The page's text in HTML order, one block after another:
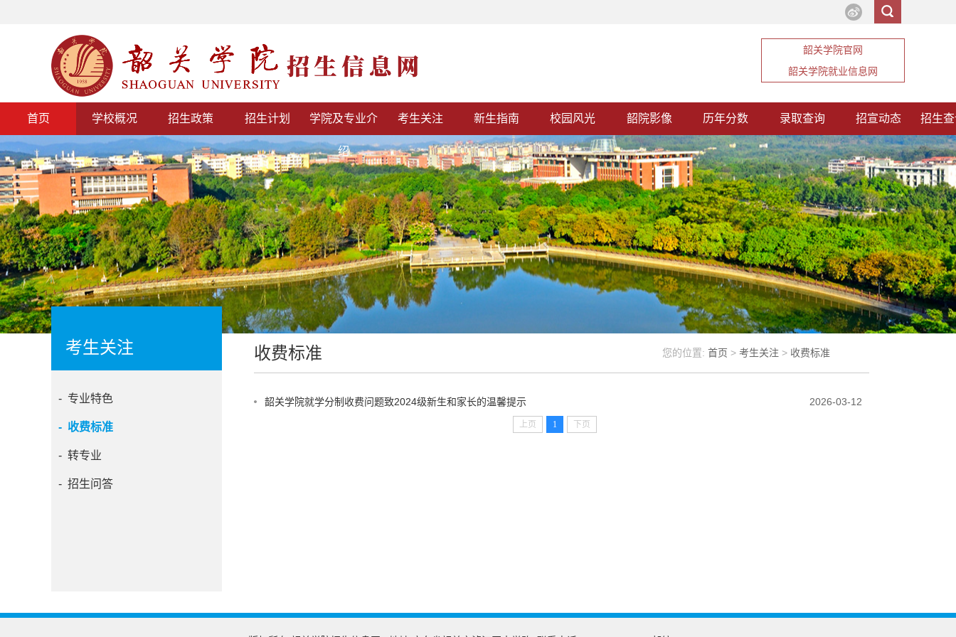
韶关学院官网
韶关学院就业信息网
首页 学校概况 招生政策 招生计划 学院及专业介
绍
考生关注 新生指南 校园风光 韶院影像 历年分数 录取查询 招宣动态 招生
考生关注
- 专业特色
- 收费标准
- 转专业
- 招生问答
收费标准 您的位置: 首页 > 考生关注 > 收费标准
2026-03-12
韶关学院就学分制收费问题致2024级新生和家长的温馨提示
上页 1 下页